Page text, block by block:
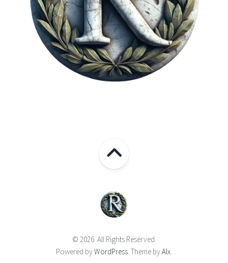
© 2026. All Rights Reserved.
Powered byWordPress . Theme byAlx